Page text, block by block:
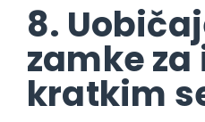
8.
zamke
kratkim